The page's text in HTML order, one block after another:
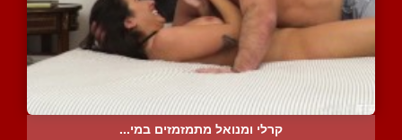
קרלי ומנואל מתמזמזים במי...